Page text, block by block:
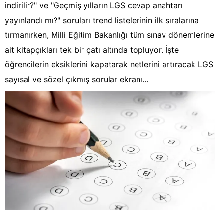
indirilir?" ve "Geçmiş yılların LGS cevap anahtarı
yayınlandı mı?" soruları trend listelerinin ilk sıralarına
tırmanırken, Milli Eğitim Bakanlığı tüm sınav dönemlerine
ait kitapçıkları tek bir çatı altında topluyor. İşte
öğrencilerin eksiklerini kapatarak netlerini artıracak LGS
sayısal ve sözel çıkmış sorular ekranı...